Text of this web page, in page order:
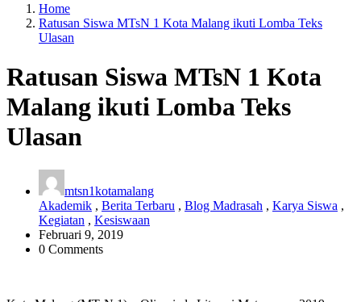
Home
Ratusan Siswa MTsN 1 Kota Malang ikuti Lomba Teks
Ulasan
Ratusan Siswa MTsN 1 Kota
Malang ikuti Lomba Teks
Ulasan
mtsn1kotamalang
Akademik , Berita Terbaru , Blog Madrasah , Karya Siswa ,
Kegiatan , Kesiswaan
Februari 9, 2019
0 Comments